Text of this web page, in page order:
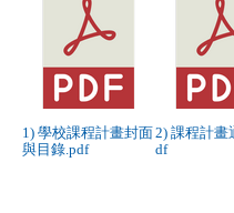
計
1) 學校課程計畫封面
與目錄.pdf
通
2) 課程計畫
df